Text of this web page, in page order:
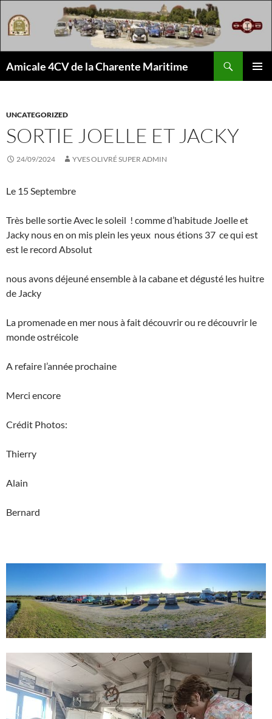
au
contenu
Amicale 4CV de la Charente Maritime
UNCATEGORIZED
SORTIE JOELLE ET JACKY
24/09/2024 YVES OLIVRÉ SUPER ADMIN
Le 15 Septembre
Très belle sortie Avec le soleil ! comme d’habitude Joelle et
Jacky nous en on mis plein les yeux nous étions 37 ce qui est
est le record Absolut
nous avons déjeuné ensemble à la cabane et dégusté les huitre
de Jacky
La promenade en mer nous à fait découvrir ou re découvrir le
monde ostréicole
A refaire l’année prochaine
Merci encore
Crédit Photos:
Thierry
Alain
Bernard